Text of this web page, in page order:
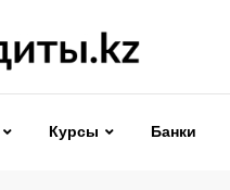
Курсы Банки